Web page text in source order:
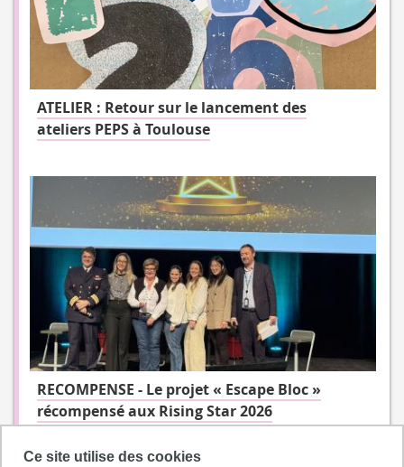
Ce site utilise des cookies
ATELIER : Retour sur le lancement des
ateliers PEPS à Toulouse
RECOMPENSE - Le projet « Escape Bloc »
récompensé aux Rising Star 2026